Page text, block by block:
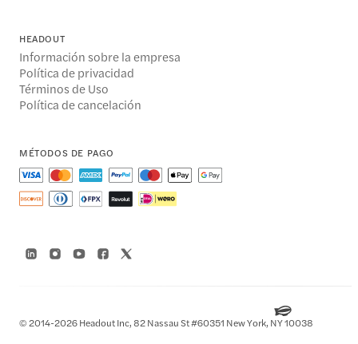
HEADOUT
Información sobre la empresa
Política de privacidad
Términos de Uso
Política de cancelación
MÉTODOS DE PAGO
© 2014-2026 Headout Inc, 82 Nassau St #60351 New York, NY 10038